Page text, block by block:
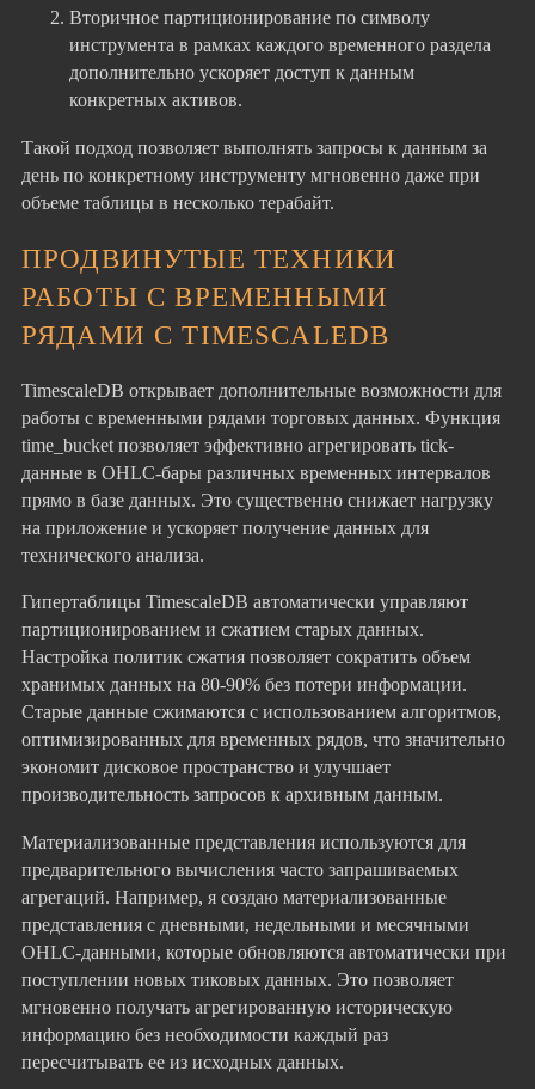
Вторичное партиционирование по символу
инструмента в рамках каждого временного раздела
дополнительно ускоряет доступ к данным
конкретных активов.
Такой подход позволяет выполнять запросы к данным за
день по конкретному инструменту мгновенно даже при
объеме таблицы в несколько терабайт.
ПРОДВИНУТЫЕ ТЕХНИКИ
РАБОТЫ С ВРЕМЕННЫМИ
РЯДАМИ С TIMESCALEDB
TimescaleDB открывает дополнительные возможности для
работы с временными рядами торговых данных. Функция
time_bucket позволяет эффективно агрегировать tick-
данные в OHLC-бары различных временных интервалов
прямо в базе данных. Это существенно снижает нагрузку
на приложение и ускоряет получение данных для
технического анализа.
Гипертаблицы TimescaleDB автоматически управляют
партиционированием и сжатием старых данных.
Настройка политик сжатия позволяет сократить объем
хранимых данных на 80-90% без потери информации.
Старые данные сжимаются с использованием алгоритмов,
оптимизированных для временных рядов, что значительно
экономит дисковое пространство и улучшает
производительность запросов к архивным данным.
Материализованные представления используются для
предварительного вычисления часто запрашиваемых
агрегаций. Например, я создаю материализованные
представления с дневными, недельными и месячными
OHLC-данными, которые обновляются автоматически при
поступлении новых тиковых данных. Это позволяет
мгновенно получать агрегированную историческую
информацию без необходимости каждый раз
пересчитывать ее из исходных данных.